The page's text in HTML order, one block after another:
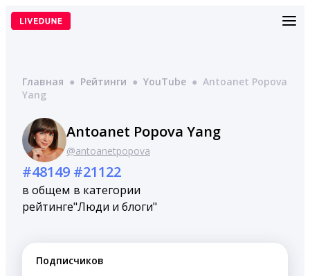
Перейти
Главная ● Рейтинги ● YouTube ● Antoanet Popova
Yang
Antoanet Popova Yang
@antoanetpopova
#48149
в общем
рейтинге
#21122
в категории
"Люди и блоги"
Подписчиков